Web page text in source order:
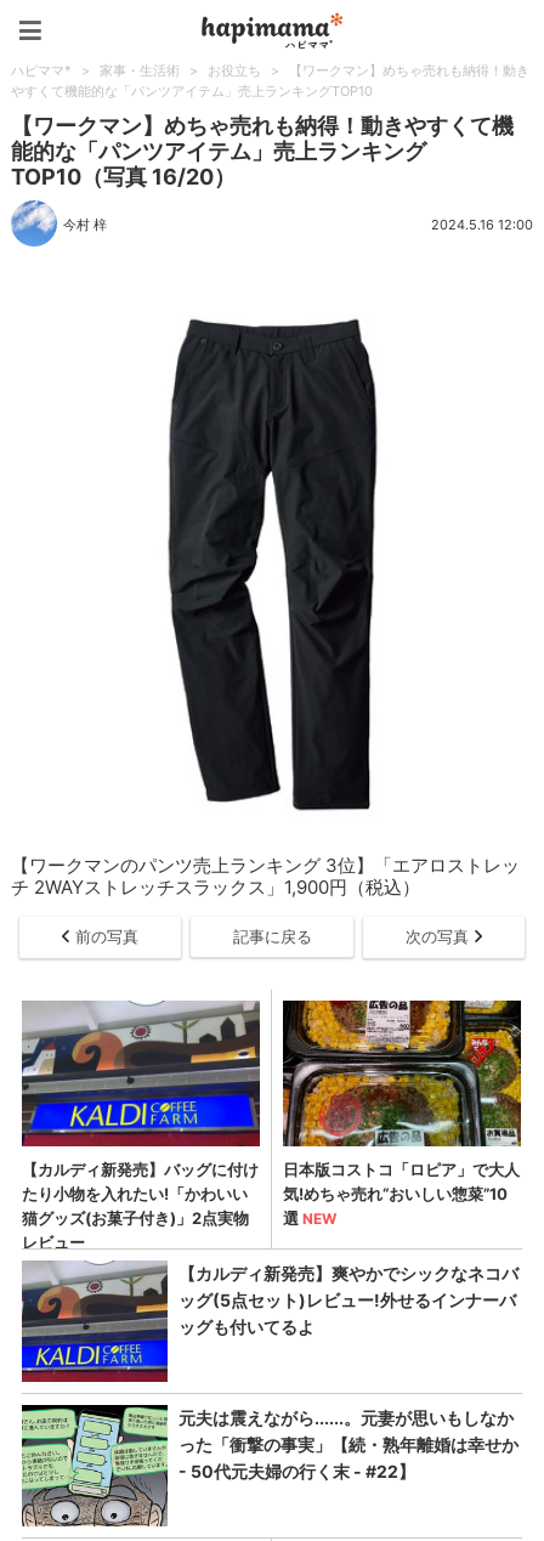
ハピママ* > 家事・生活術 > お役立ち >
【ワークマン】めちゃ売れも納得！動き
やすくて機能的な「パンツアイテム」売上ランキングTOP10
【ワークマン】めちゃ売れも納得！動きやすくて機
能的な「パンツアイテム」売上ランキング
TOP10（写真 16/20）
今村 梓 2024.5.16 12:00
【ワークマンのパンツ売上ランキング 3位】「エアロストレッ
チ 2WAYストレッチスラックス」1,900円（税込）
前の写真 記事に戻る 次の写真